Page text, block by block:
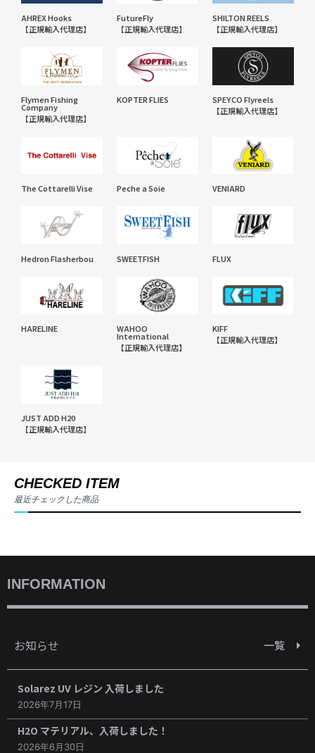
AHREX Hooks
【正規輸入代理店】
FutureFly
【正規輸入代理店】
SHILTON REELS
【正規輸入代理店】
Flymen Fishing
Company
【正規輸入代理店】
KOPTER FLIES
SPEYCO Flyreels
【正規輸入代理店】
The Cottarelli Vise Peche a Soie VENIARD
Hedron Flasherbou SWEETFISH FLUX
HARELINE WAHOO
International
【正規輸入代理店】
KIFF
【正規輸入代理店】
JUST ADD H20
【正規輸入代理店】
CHECKED ITEM
最近チェックした商品
INFORMATION
お知らせ 一覧
Solarez UV レジン 入荷しました
2026年7月17日
H2O マテリアル、入荷しました！
2026年6月30日